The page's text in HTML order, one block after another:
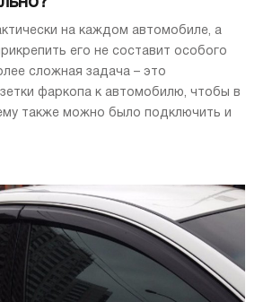
на каждом автомобиле, а
его не составит особого
сложная задача – это
фаркопа к автомобилю, чтобы в
также можно было подключить и